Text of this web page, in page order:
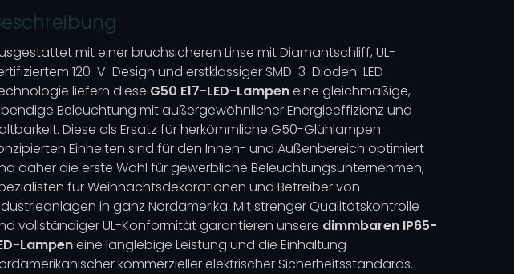
mit einer bruchsicheren Linse mit Diamantschliff, UL-
120-V-Design und erstklassiger SMD-3-Dioden-LED-
liefern diese G50 E17-LED-Lampeneine gleichmäßige,
Beleuchtung mit außergewöhnlicher Energieeffizienz und
Diese als Ersatz für herkömmliche G50-Glühlampen
Einheiten sind für den Innen- und Außenbereich optimiert
daher die erste Wahl für gewerbliche Beleuchtungsunternehmen,
für Weihnachtsdekorationen und Betreiber von
in ganz Nordamerika. Mit strenger Qualitätskontrolle
vollständiger UL-Konformität garantieren unsere dimmbaren IP65-
Lampeneine langlebige Leistung und die Einhaltung
kommerzieller elektrischer Sicherheitsstandards.